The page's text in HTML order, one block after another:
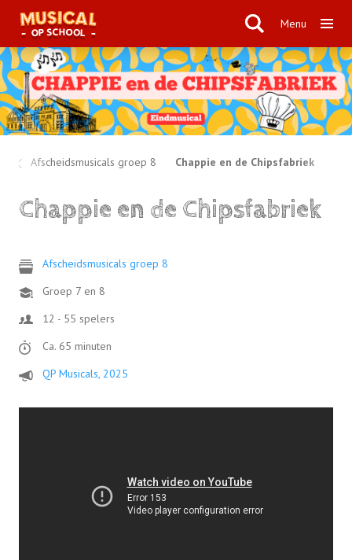
Menu
Afscheidsmusicals groep 8 Chappie en de Chipsfabriek
Chappie en de Chipsfabriek
Afscheidsmusicals groep 8
Groep 7 en 8
12 - 55 spelers
Ca. 65 minuten
QP Musicals, 2025